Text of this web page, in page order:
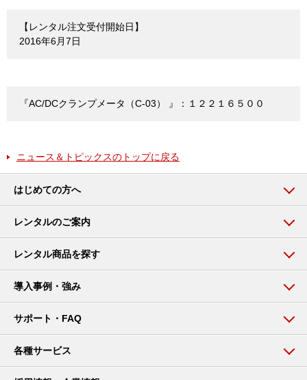
【レンタル注文受付開始日】
2016年6月7日
『AC/DCクランプメータ（C-03） 』：１２２１６５００
ニュース＆トピックスのトップに戻る
はじめての方へ
レンタルのご案内
レンタル商品を探す
導入事例・強み
サポート・FAQ
各種サービス